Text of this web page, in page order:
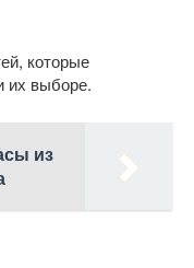
которые
их выборе.
из